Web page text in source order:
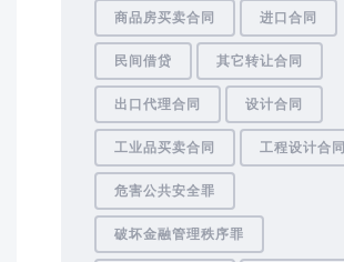
商品房买卖合同 进口合同
民间借贷 其它转让合同
出口代理合同 设计合同
工业品买卖合同 工程设计合同
危害公共安全罪
破坏金融管理秩序罪